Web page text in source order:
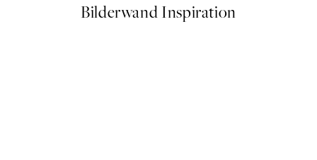
Bilderwand Inspiration